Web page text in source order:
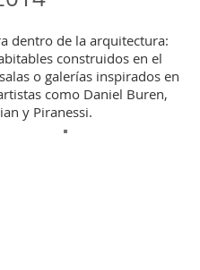
dentro de la arquitectura:
construidos en el
o galerías inspirados en
como Daniel Buren,
y Piranessi.